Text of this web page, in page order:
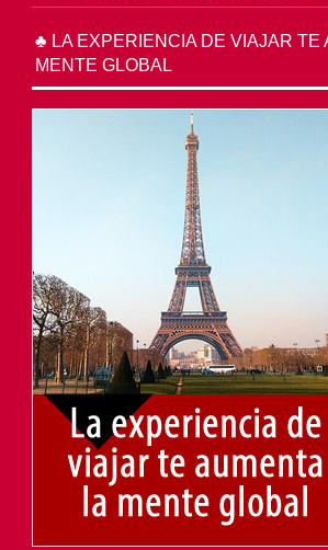
♣ LA EXPERIENCIA DE VIAJAR TE
MENTE GLOBAL